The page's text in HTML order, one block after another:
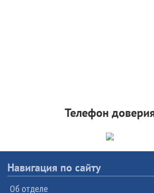
Телефон
Навигация по сайту
Об отделе